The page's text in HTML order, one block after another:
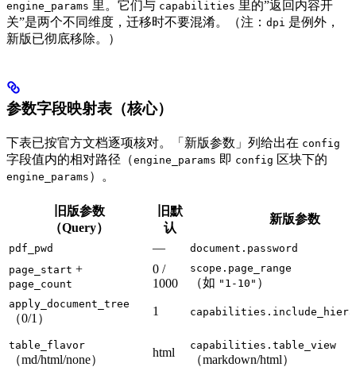
engine_params 里。它们与 capabilities 里的”返回内容开
关”是两个不同维度，迁移时不要混淆。（注： dpi 是例外，
新版已彻底移除。）
参数字段映射表（核心）
下表已按官方文档逐项核对。「新版参数」列给出在 config
字段值内的相对路径（engine_params 即 config 区块下的
engine_params ）。
旧版参数
（Query）
旧默
认
新版参数
pdf_pwd —
document.password
page_start +
page_count
0 /
1000
scope.page_range
（如 "1-10" ）
apply_document_tree
（0/1）
1
table_flavor
（md/html/none）
html
capabilities.table_view
（markdown/html）